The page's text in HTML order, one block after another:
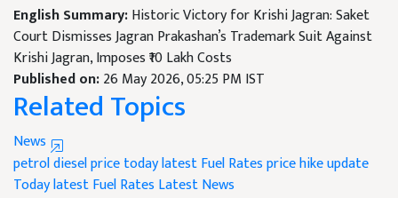
English Summary:Historic Victory for Krishi Jagran: Saket
Court Dismisses Jagran Prakashan’s Trademark Suit Against
Krishi Jagran, Imposes ₹10 Lakh Costs
Published on:26 May 2026, 05:25 PM IST
Related Topics
News
petrol diesel price todaylatest Fuel Ratesprice hike update
Today latest Fuel Rates Latest News